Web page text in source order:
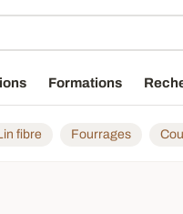
Formations
fibre Fourrages